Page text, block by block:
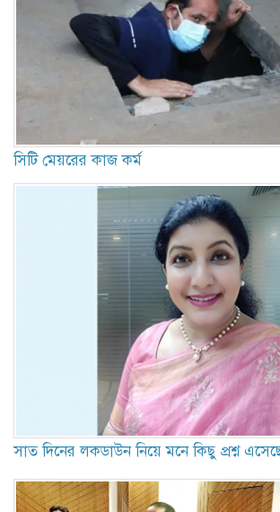
সিটি মেয়রের কাজ কর্ম
সাত দিনের লকডাউন নিয়ে মনে কিছু প্রশ্ন